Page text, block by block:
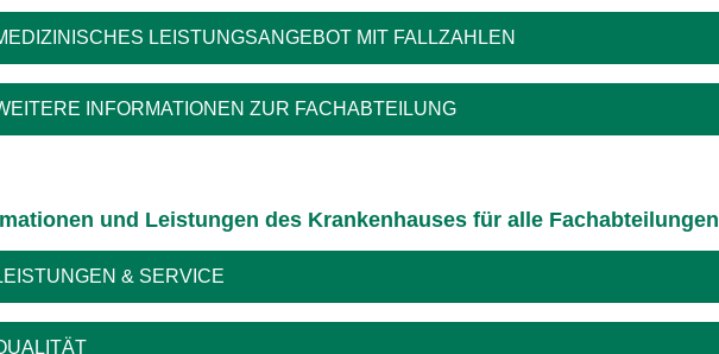
LEISTUNGSANGEBOT MIT FALLZAHLEN
INFORMATIONEN ZUR FACHABTEILUNG
und Leistungen des Krankenhauses für alle Fachabteilungen
& SERVICE